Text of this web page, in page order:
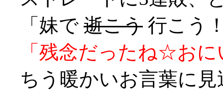
「妹で 逝こう 行こう
「残念だったね☆お
ちう暖かいお言葉に